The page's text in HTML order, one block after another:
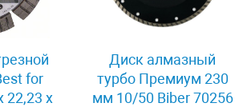
for
22,23 x
Диск алмазный
турбо Премиум 230
мм 10/50 Biber 70256